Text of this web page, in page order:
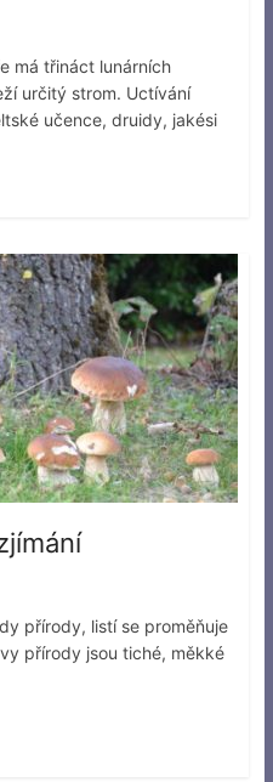
má třináct lunárních
určitý strom. Uctívání
učence, druidy, jakési
přírody, listí se proměňuje
přírody jsou tiché, měkké